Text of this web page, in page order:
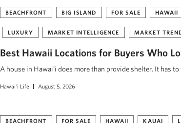
BEACHFRONT BIG ISLAND FOR SALE HAWAII
LUXURY MARKET INTELLIGENCE MARKET
Best Hawaii Locations for Buyers Who
A house in Hawaiʻi does more than provide shelter. It has
Hawai'i Life August 5, 2026
BEACHFRONT FOR SALE HAWAII KAUAI